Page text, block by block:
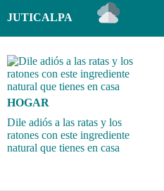
JUTICALPA
HOGAR
Dile adiós a las ratas y los
ratones con este ingrediente
natural que tienes en casa